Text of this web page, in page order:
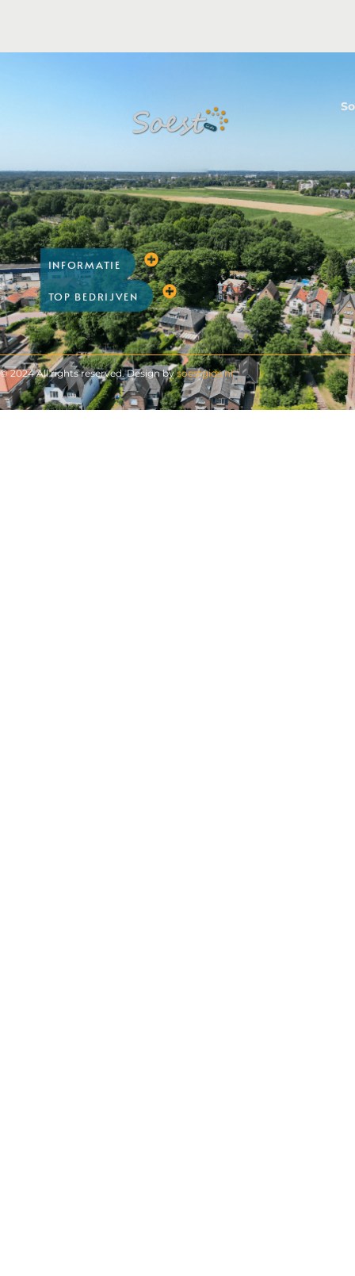
INFORMATIE
TOP BEDRIJVEN
© 2024 All rights reserved. Design bysoestgids.nl